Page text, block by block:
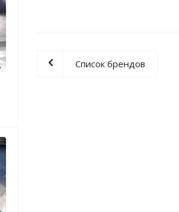
Список брендов